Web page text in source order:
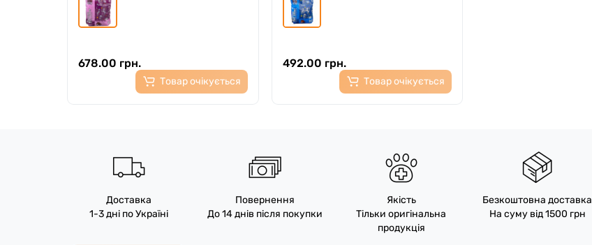
678.00 грн.
Товар очікується
492.00 грн.
Товар очікується
Доставка
1-3 дні по Україні
Повернення
До 14 днів після покупки
Якість
Тільки оригінальна
продукція
Безкоштовна доставка
На суму від 1500 грн